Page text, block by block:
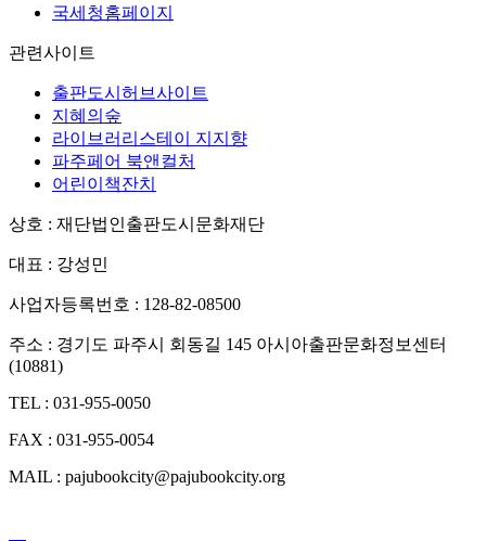
국세청홈페이지
관련사이트
출판도시허브사이트
지혜의숲
라이브러리스테이 지지향
파주페어 북앤컬처
어린이책잔치
상호 : 재단법인출판도시문화재단
대표 : 강성민
사업자등록번호 : 128-82-08500
주소 : 경기도 파주시 회동길 145 아시아출판문화정보센터
(10881)
TEL : 031-955-0050
FAX : 031-955-0054
MAIL : pajubookcity@pajubookcity.org